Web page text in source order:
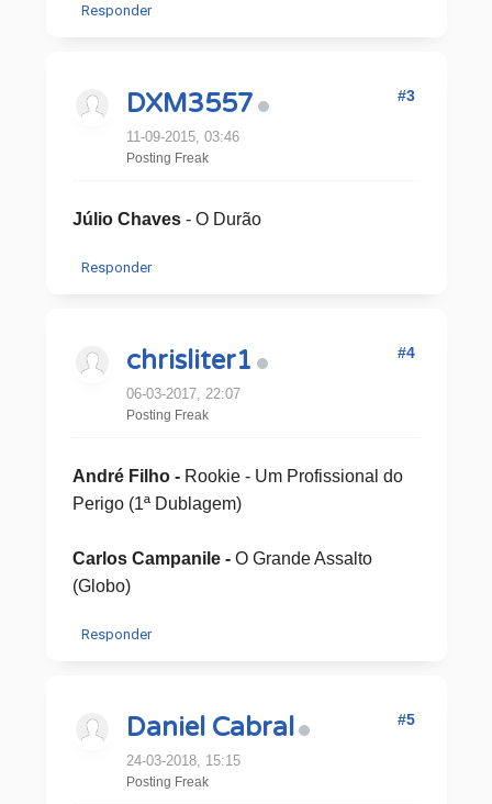
Responder
DXM3557
11-09-2015, 03:46
Posting Freak
#3
Júlio Chaves- O Durão
Responder
chrisliter1
06-03-2017, 22:07
Posting Freak
#4
André Filho -Rookie - Um Profissional do
Perigo (1ª Dublagem)
Carlos Campanile - O Grande Assalto
(Globo)
Responder
Daniel Cabral
24-03-2018, 15:15
Posting Freak
#5